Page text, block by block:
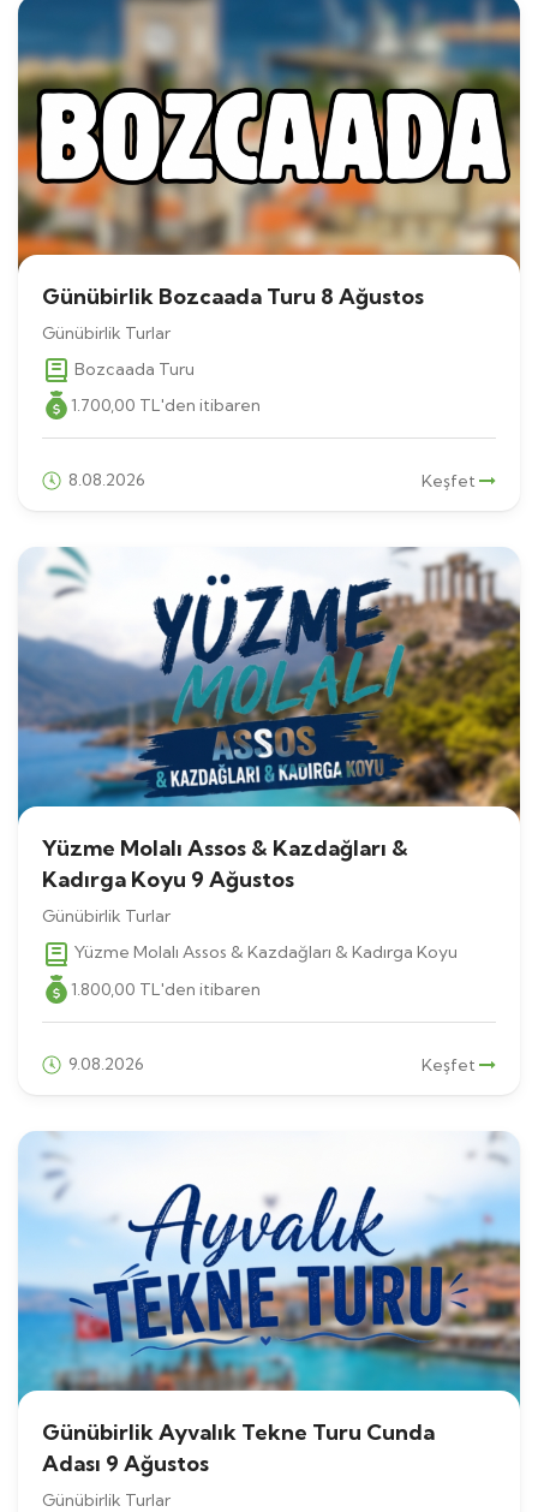
Günübirlik Bozcaada Turu 8 Ağustos
Günübirlik Turlar
Bozcaada Turu
1.700,00 TL'den itibaren
8.08.2026 Keşfet
Yüzme Molalı Assos & Kazdağları &
Kadırga Koyu 9 Ağustos
Günübirlik Turlar
Yüzme Molalı Assos & Kazdağları & Kadırga Koyu
1.800,00 TL'den itibaren
9.08.2026 Keşfet
Günübirlik Ayvalık Tekne Turu Cunda
Adası 9 Ağustos
Günübirlik Turlar